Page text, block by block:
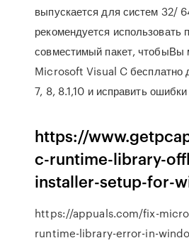
выпускается для систем 32/
рекомендуется использовать
совместимый пакет, чтобыВы
Microsoft Visual C бесплатно
7, 8, 8.1,10 и исправить
https://
c-runtime-library-
installer-setup-for-
https://appuals.com/fix-
runtime-library-error-in-